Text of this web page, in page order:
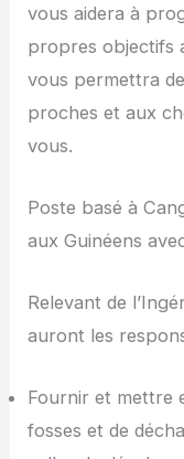
vous aidera à
propres objectifs
vous permettra
proches et aux
vous.
Poste basé à
aux Guinéens
Relevant de
auront les
Fournir et mettre
fosses et de